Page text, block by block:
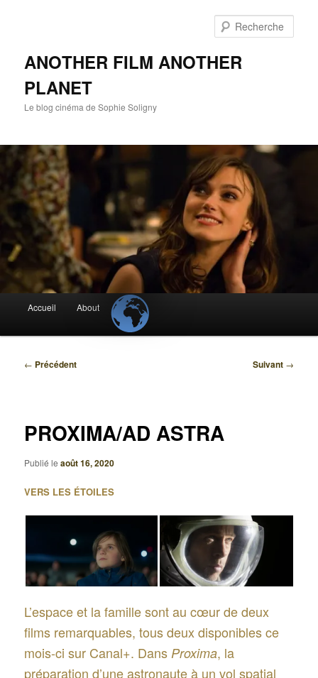
ANOTHER FILM ANOTHER
PLANET
Le blog cinéma de Sophie Soligny
principal
Accueil About
Navigation
← Précédent Suivant →
PROXIMA/AD ASTRA
Publié leaoût 16, 2020
VERS LES ÉTOILES
L’espace et la famille sont au cœur de deux
films remarquables, tous deux disponibles ce
mois-ci sur Canal+. Dans Proxima, la
préparation d’une astronaute à un vol spatial